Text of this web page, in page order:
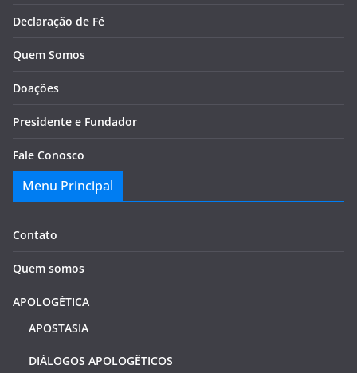
Declaração de Fé
Quem Somos
Doações
Presidente e Fundador
Fale Conosco
Menu Principal
Contato
Quem somos
APOLOGÉTICA
APOSTASIA
DIÁLOGOS APOLOGÊTICOS